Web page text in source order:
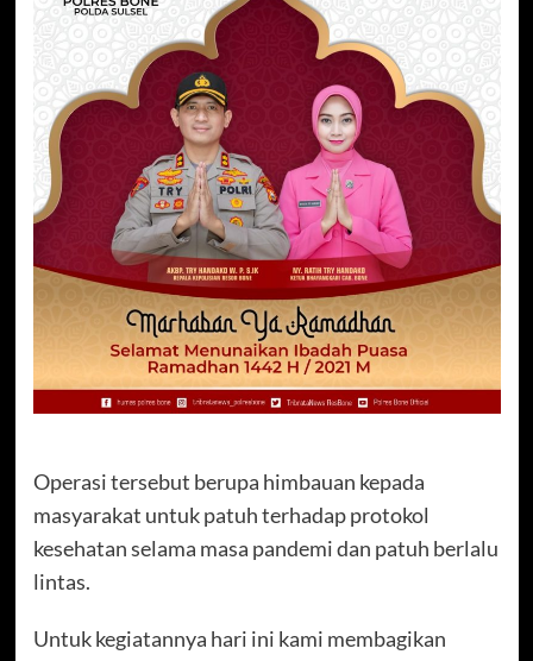
Operasi tersebut berupa himbauan kepada
masyarakat untuk patuh terhadap protokol
kesehatan selama masa pandemi dan patuh berlalu
lintas.
Untuk kegiatannya hari ini kami membagikan